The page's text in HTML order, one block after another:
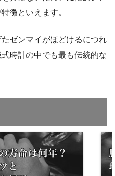
徴といえます。
ゼンマイがほどけるにつれ
時計の中でも最も伝統的な